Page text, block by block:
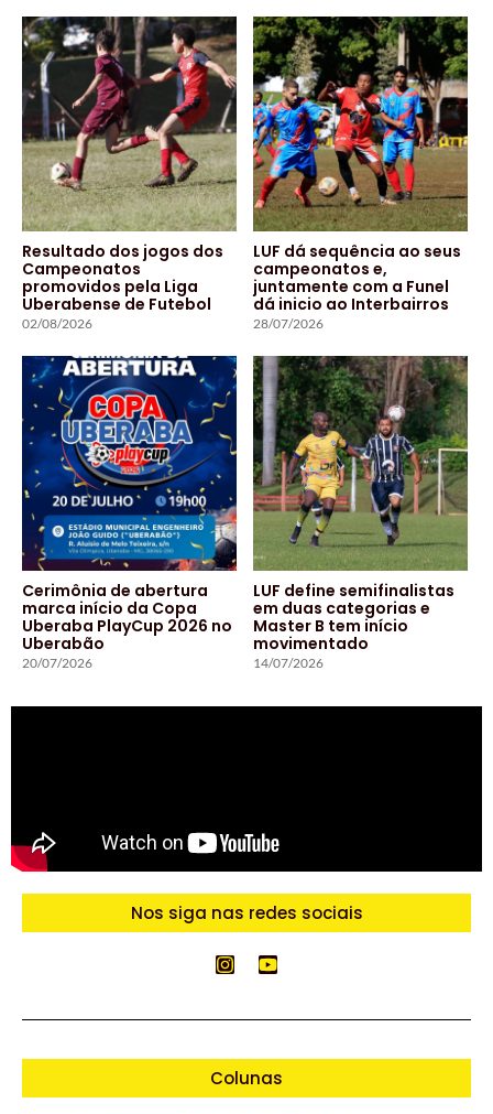
Resultado dos jogos dos
Campeonatos
promovidos pela Liga
Uberabense de Futebol
02/08/2026
LUF dá sequência ao seus
campeonatos e,
juntamente com a Funel
dá inicio ao Interbairros
28/07/2026
Cerimônia de abertura
marca início da Copa
Uberaba PlayCup 2026 no
Uberabão
20/07/2026
LUF define semifinalistas
em duas categorias e
Master B tem início
movimentado
14/07/2026
Nos siga nas redes sociais
Colunas